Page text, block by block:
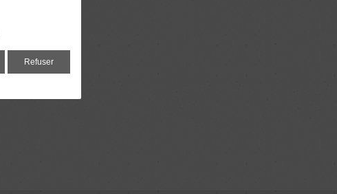
Refuser